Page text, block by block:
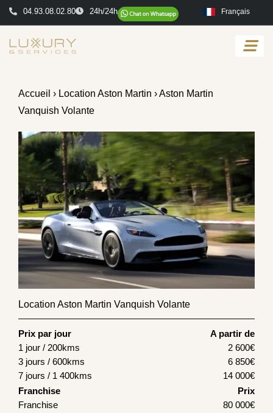
04.93.08.02.80 24h/24h Français
Accueil › Location Aston Martin › Aston Martin
Vanquish Volante
Location Aston Martin Vanquish Volante
Prix par jour
A partir de
1 jour / 200kms
2 600€
3 jours / 600kms
6 850€
7 jours / 1 400kms
14 000€
Franchise
Prix
Franchise
80 000€